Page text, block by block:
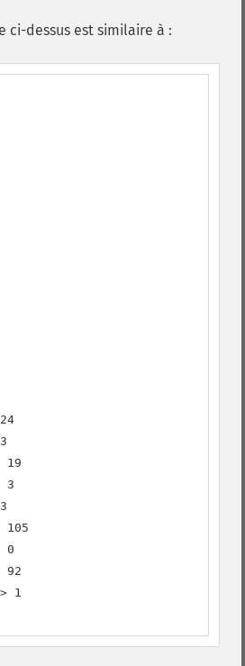
ci-dessus est similaire à :
19
3
105
0
92
1